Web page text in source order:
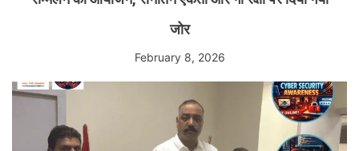
जोर
February 8, 2026